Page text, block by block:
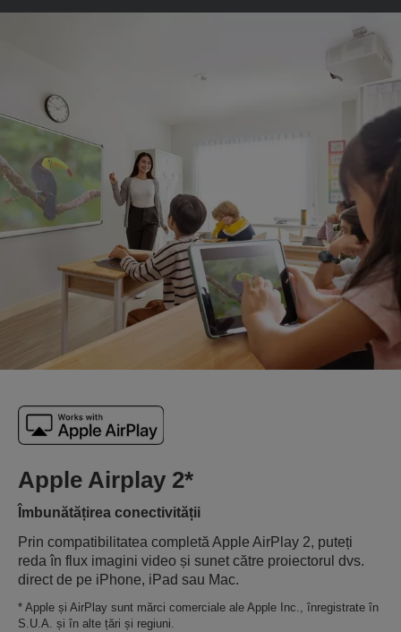
Apple Airplay 2*
Îmbunătățirea conectivității
Prin compatibilitatea completă Apple AirPlay 2, puteți
reda în flux imagini video și sunet către proiectorul dvs.
direct de pe iPhone, iPad sau Mac.
* Apple și AirPlay sunt mărci comerciale ale Apple Inc., înregistrate în
S.U.A. și în alte țări și regiuni.